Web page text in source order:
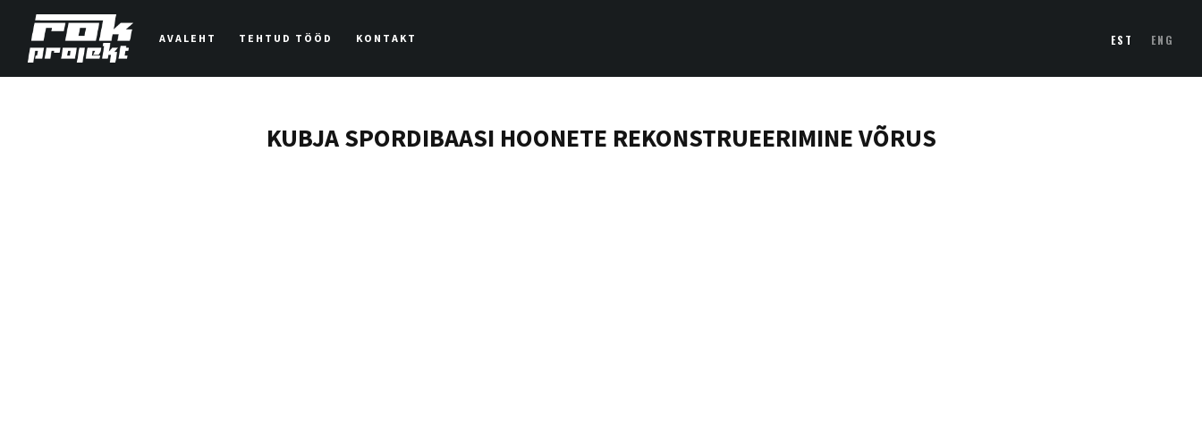
AVALEHT TEHTUD TÖÖD KONTAKT EST ENG
KUBJA SPORDIBAASI HOONETE REKONSTRUEERIMINEVÕRUS